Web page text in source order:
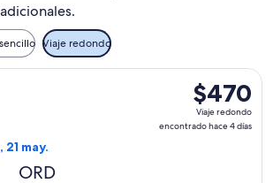
Viaje redondo
$470
Viaje
redondo,
$470
Viaje redondo
encontrado hace 4 días
may.
ORD
Arajet, con salida el jue, 20 may.